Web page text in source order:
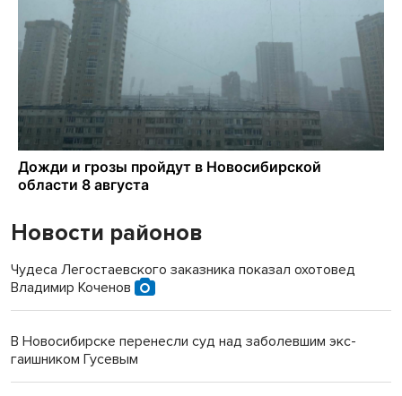
Новости районов
Чудеса Легостаевского заказника показал охотовед
Владимир Коченов
В Новосибирске перенесли суд над заболевшим экс-
гаишником Гусевым